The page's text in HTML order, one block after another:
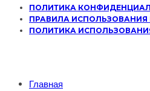
ПОЛИТИКА
ПРАВИЛА
ПОЛИТИКА ИСПОЛЬЗОВАНИЯ
Главная